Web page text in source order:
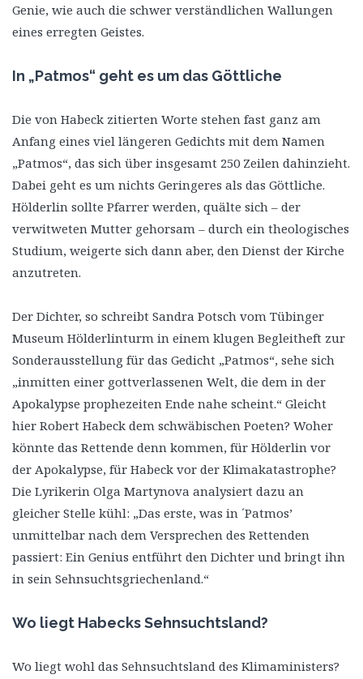
Genie, wie auch die schwer verständlichen Wallungen
eines erregten Geistes.
In „Patmos“ geht es um das Göttliche
Die von Habeck zitierten Worte stehen fast ganz am
Anfang eines viel längeren Gedichts mit dem Namen
„Patmos“, das sich über insgesamt 250 Zeilen dahinzieht.
Dabei geht es um nichts Geringeres als das Göttliche.
Hölderlin sollte Pfarrer werden, quälte sich – der
verwitweten Mutter gehorsam – durch ein theologisches
Studium, weigerte sich dann aber, den Dienst der Kirche
anzutreten.
Der Dichter, so schreibt Sandra Potsch vom Tübinger
Museum Hölderlinturm in einem klugen Begleitheft zur
Sonderausstellung für das Gedicht „Patmos“, sehe sich
„inmitten einer gottverlassenen Welt, die dem in der
Apokalypse prophezeiten Ende nahe scheint.“ Gleicht
hier Robert Habeck dem schwäbischen Poeten? Woher
könnte das Rettende denn kommen, für Hölderlin vor
der Apokalypse, für Habeck vor der Klimakatastrophe?
Die Lyrikerin Olga Martynova analysiert dazu an
gleicher Stelle kühl: „Das erste, was in ´Patmos’
unmittelbar nach dem Versprechen des Rettenden
passiert: Ein Genius entführt den Dichter und bringt ihn
in sein Sehnsuchtsgriechenland.“
Wo liegt Habecks Sehnsuchtsland?
Wo liegt wohl das Sehnsuchtsland des Klimaministers?